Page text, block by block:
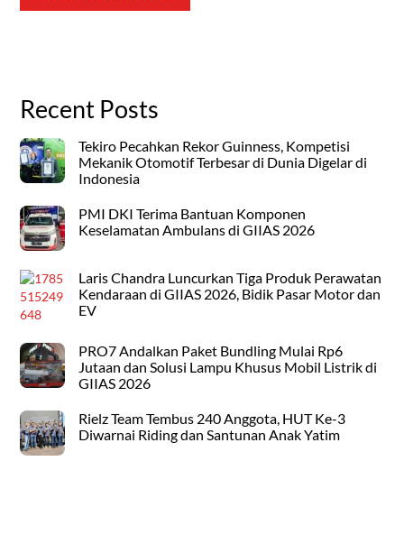
Recent Posts
Tekiro Pecahkan Rekor Guinness, Kompetisi
Mekanik Otomotif Terbesar di Dunia Digelar di
Indonesia
PMI DKI Terima Bantuan Komponen
Keselamatan Ambulans di GIIAS 2026
Laris Chandra Luncurkan Tiga Produk Perawatan
Kendaraan di GIIAS 2026, Bidik Pasar Motor dan
EV
PRO7 Andalkan Paket Bundling Mulai Rp6
Jutaan dan Solusi Lampu Khusus Mobil Listrik di
GIIAS 2026
Rielz Team Tembus 240 Anggota, HUT Ke-3
Diwarnai Riding dan Santunan Anak Yatim